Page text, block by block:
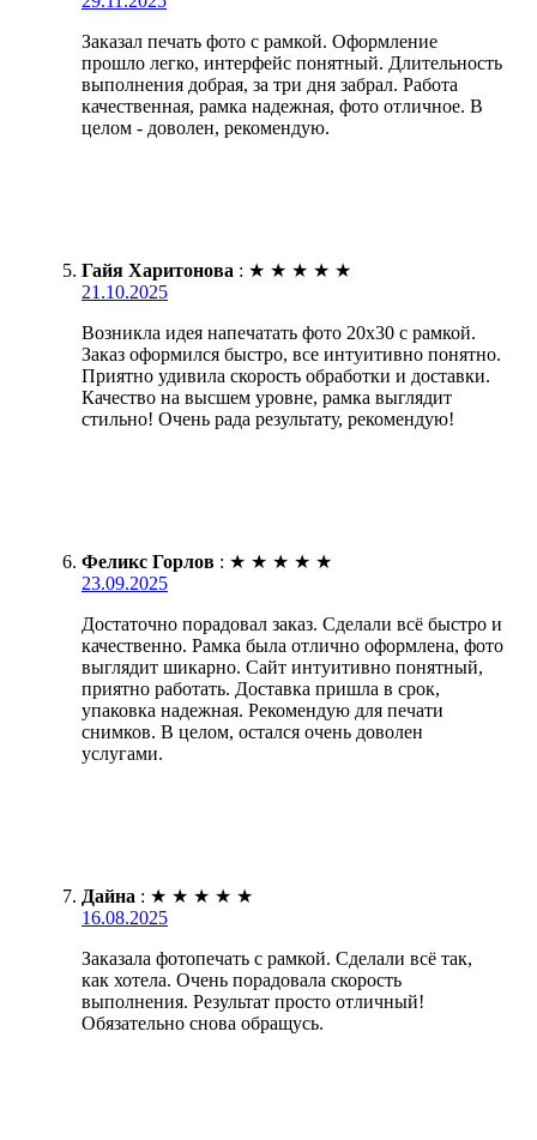
Заказал печать фото с рамкой. Оформление
прошло легко, интерфейс понятный. Длительность
выполнения добрая, за три дня забрал. Работа
качественная, рамка надежная, фото отличное. В
целом - доволен, рекомендую.
Гайя Харитонова : ★ ★ ★ ★ ★
21.10.2025
Возникла идея напечатать фото 20х30 с рамкой.
Заказ оформился быстро, все интуитивно понятно.
Приятно удивила скорость обработки и доставки.
Качество на высшем уровне, рамка выглядит
стильно! Очень рада результату, рекомендую!
Феликс Горлов : ★ ★ ★ ★ ★
23.09.2025
Достаточно порадовал заказ. Сделали всё быстро и
качественно. Рамка была отлично оформлена, фото
выглядит шикарно. Сайт интуитивно понятный,
приятно работать. Доставка пришла в срок,
упаковка надежная. Рекомендую для печати
снимков. В целом, остался очень доволен
услугами.
Дайна : ★ ★ ★ ★ ★
16.08.2025
Заказала фотопечать с рамкой. Сделали всё так,
как хотела. Очень порадовала скорость
выполнения. Результат просто отличный!
Обязательно снова обращусь.